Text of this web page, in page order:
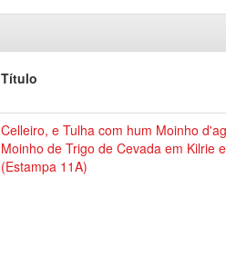
Título
Celleiro, e Tulha com hum Moinho
Moinho de Trigo de Cevada em Kilrie
(Estampa 11A)